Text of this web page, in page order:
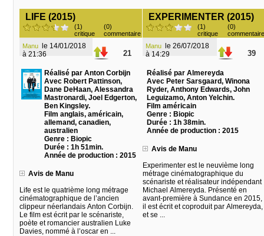
LIFE (2015)
(1)
critique
(0)
commentaire
Manu
à 21:36
21
Réalisé par Anton Corbijn
Avec Robert Pattinson,
Dane DeHaan, Alessandra
Mastronardi, Joel Edgerton,
Ben Kingsley.
Film anglais, américain,
allemand, canadien,
australien
Genre : Biopic
Durée : 1h 51min.
Année de production : 2015
Avis de Manu
Life est le quatrième long métrage
cinématographique de l’ancien
clippeur néerlandais Anton Corbijn.
Le film est écrit par le scénariste,
poète et romancier australien Luke
Davies, nommé à l’oscar en ...
EXPERIMENTER (2015)
(1)
critique
(0)
commentaire
Manu
à 14:29
39
Réalisé par Almereyda
Avec Peter Sarsgaard, Winona
Ryder, Anthony Edwards, John
Leguizamo, Anton Yelchin.
Film américain
Genre : Biopic
Durée : 1h 38min.
Année de production : 2015
Avis de Manu
Experimenter est le neuvième long
métrage cinématographique du
scénariste et réalisateur indépendant
Michael Almereyda. Présenté en
avant-première à Sundance en 2015,
il est écrit et coproduit par Almereyda,
et se ...